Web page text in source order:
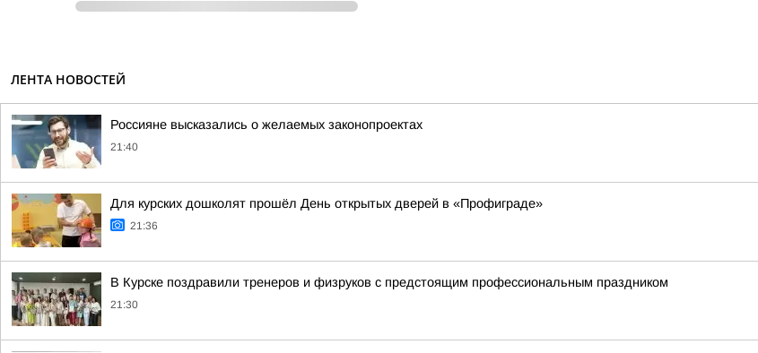
ЛЕНТА НОВОСТЕЙ
Россияне высказались о желаемых законопроектах
21:40
Для курских дошколят прошёл День открытых дверей в «Профиграде»
21:36
В Курске поздравили тренеров и физруков с предстоящим профессиональным праздником
21:30